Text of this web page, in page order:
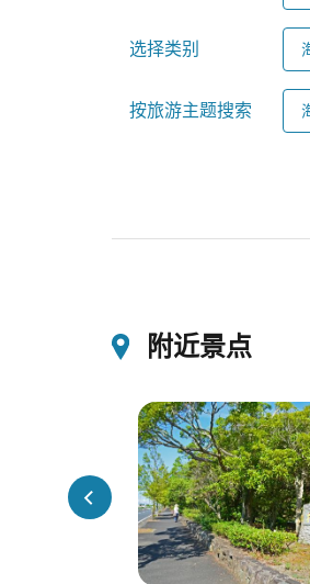
选择类别
按旅游主题搜索
附近景点